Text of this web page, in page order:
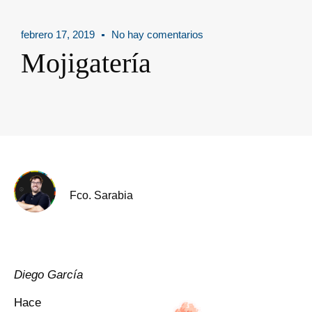
febrero 17, 2019 No hay comentarios
Mojigatería
Fco. Sarabia
Diego García
Hace